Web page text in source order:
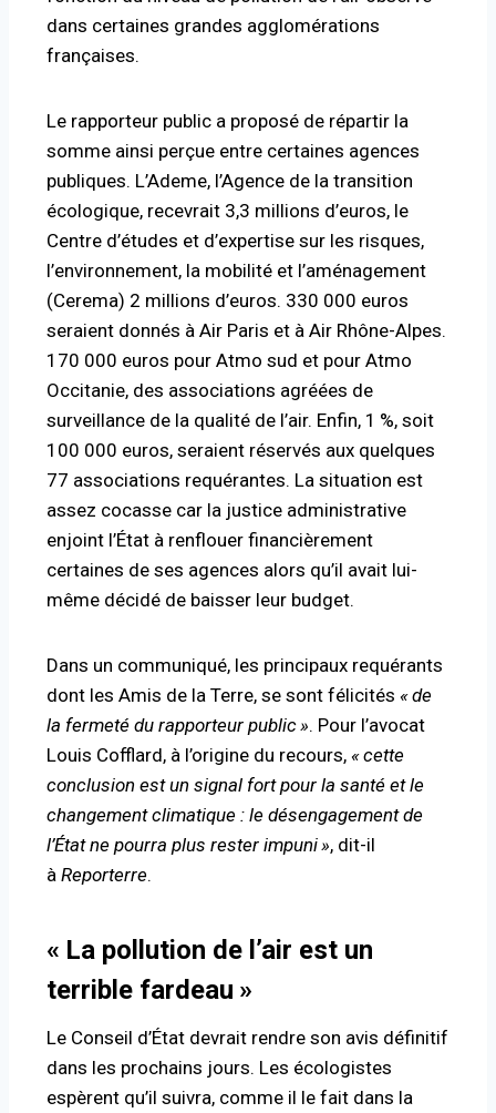
dans certaines grandes agglomérations
françaises.
Le rapporteur public a proposé de répartir la
somme ainsi perçue entre certaines agences
publiques. L’Ademe, l’Agence de la transition
écologique, recevrait 3,3 millions d’euros, le
Centre d’études et d’expertise sur les risques,
l’environnement, la mobilité et l’aménagement
(Cerema) 2 millions d’euros. 330 000 euros
seraient donnés à Air Paris et à Air Rhône-Alpes.
170 000 euros pour Atmo sud et pour Atmo
Occitanie, des associations agréées de
surveillance de la qualité de l’air. Enfin, 1 %, soit
100 000 euros, seraient réservés aux quelques
77 associations requérantes. La situation est
assez cocasse car la justice administrative
enjoint l’État à renflouer financièrement
certaines de ses agences alors qu’il avait lui-
même décidé de baisser leur budget.
Dans un communiqué, les principaux requérants
dont les Amis de la Terre, se sont félicités «de
la fermeté du rapporteur public». Pour l’avocat
Louis Cofflard, à l’origine du recours, «cette
conclusion est un signal fort pour la santé et le
changement climatique : le désengagement de
l’État ne pourra plus rester impuni», dit-il
à Reporterre.
« La pollution de l’air est un
terrible fardeau »
Le Conseil d’État devrait rendre son avis définitif
dans les prochains jours. Les écologistes
espèrent qu’il suivra, comme il le fait dans la